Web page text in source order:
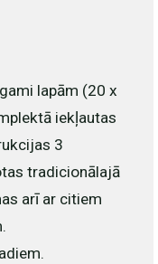
lapām (20 x
iekļautas
3
tradicionālajā
arī ar citiem